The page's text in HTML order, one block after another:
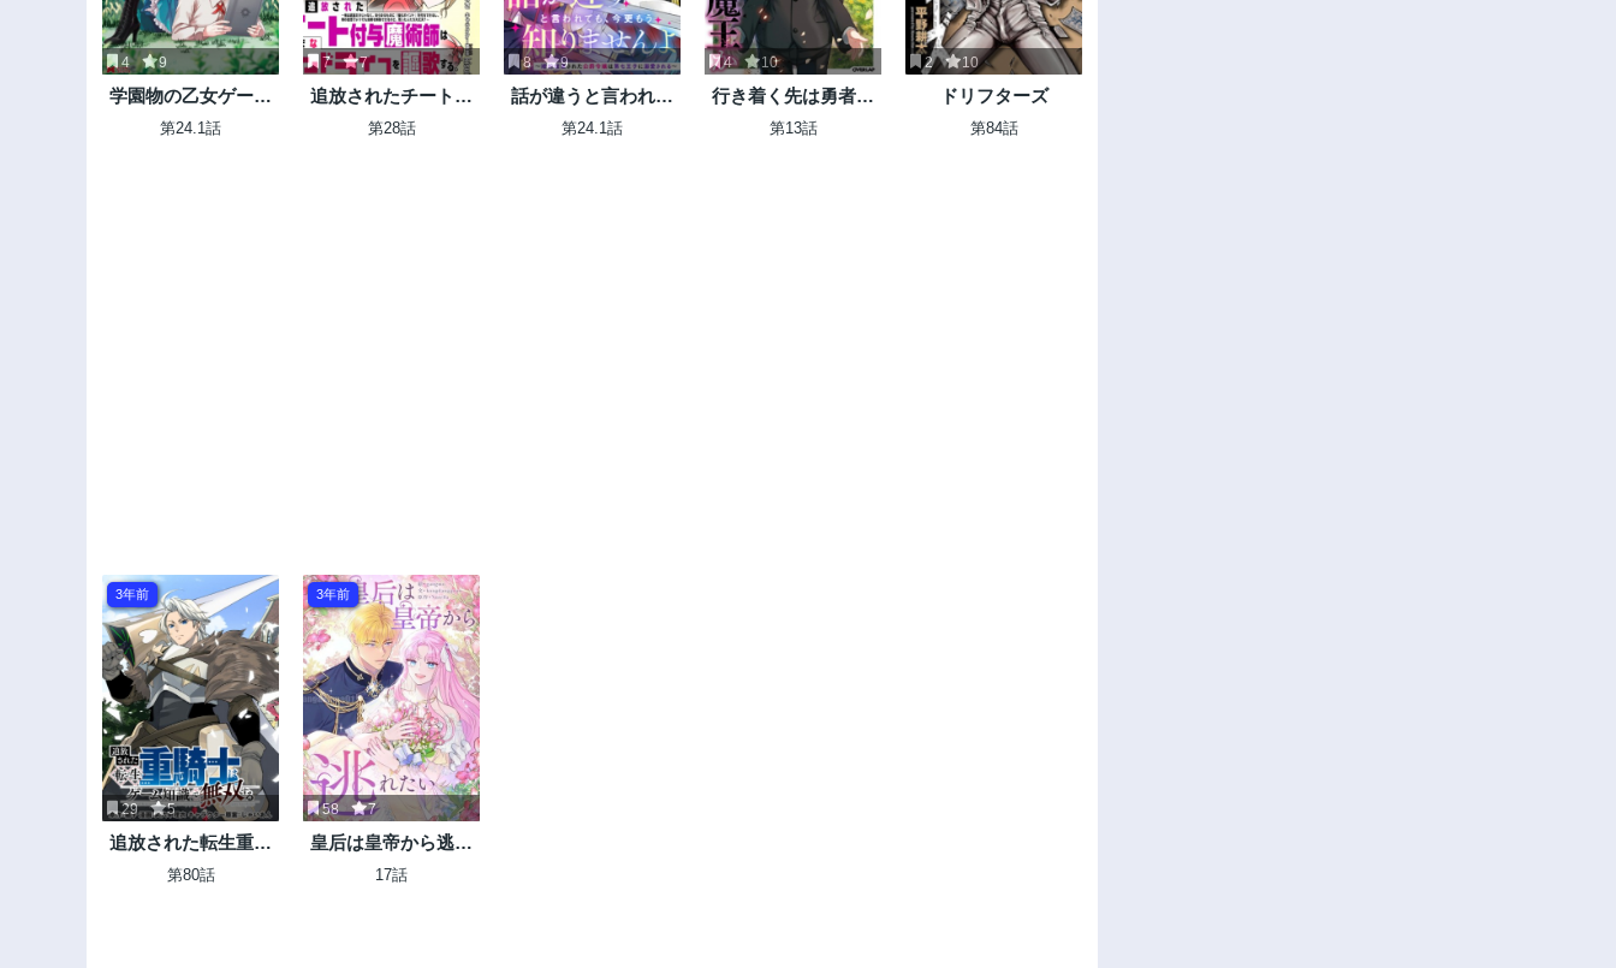
4 9
学園物の乙女ゲーム
の世界に転生したけ
第24.1話
7 7
追放されたチート付
与魔術師は気ままな
第28話
8 9
話が違うと言われて
も、今更もう知りま
第24.1話
4 10
行き着く先は勇者か
魔王か 元・廃プレ
第13話
2 10
ドリフターズ
第84話
3年前
29 5
追放された転生重騎
士はゲーム知識で無
第80話
3年前
58 7
皇后は皇帝から逃れ
たい
17話